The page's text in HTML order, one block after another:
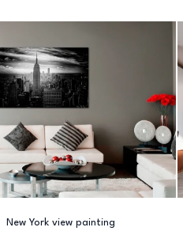
New York view painting